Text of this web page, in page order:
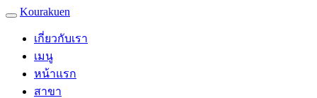
Kourakuen
เกี่ยวกับเรา
เมนู
หน้าแรก
สาขา